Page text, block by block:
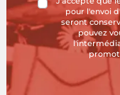
pour l'envoi
seront
pouvez